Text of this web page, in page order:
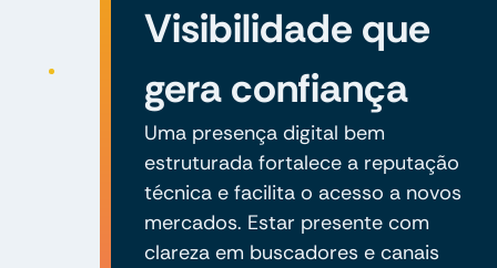
Visibilidade que
gera confiança
Uma presença digital bem
estruturada fortalece a reputação
técnica e facilita o acesso a novos
mercados. Estar presente com
clareza em buscadores e canais